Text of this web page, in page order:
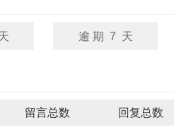
逾 期 7 天
留言总数 回复总数